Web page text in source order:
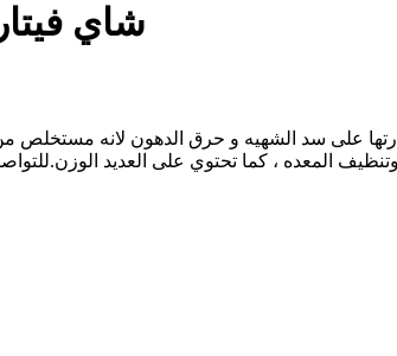
شاي
على سد الشهيه و حرق الدهون لانه مستخلص